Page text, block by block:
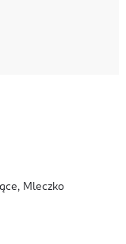
Mleczko